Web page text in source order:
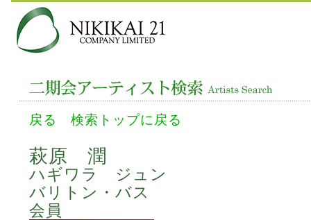
戻る 検索トップに戻る
萩原 潤
ハギワラ ジュン
バリトン・バス
会員